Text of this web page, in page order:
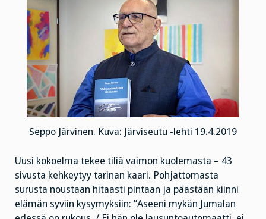
Seppo Järvinen. Kuva: Järviseutu -lehti 19.4.2019
Uusi kokoelma tekee tiliä vaimon kuolemasta – 43
sivusta kehkeytyy tarinan kaari. Pohjattomasta
surusta noustaan hitaasti pintaan ja päästään kiinni
elämän syviin kysymyksiin: ”Aseeni mykän Jumalan